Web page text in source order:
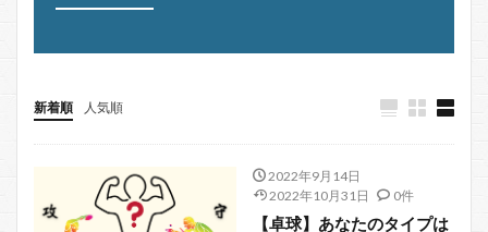
新着順 人気順
2022年9月14日
2022年10月31日
0件
【卓球】あなたのタイプは